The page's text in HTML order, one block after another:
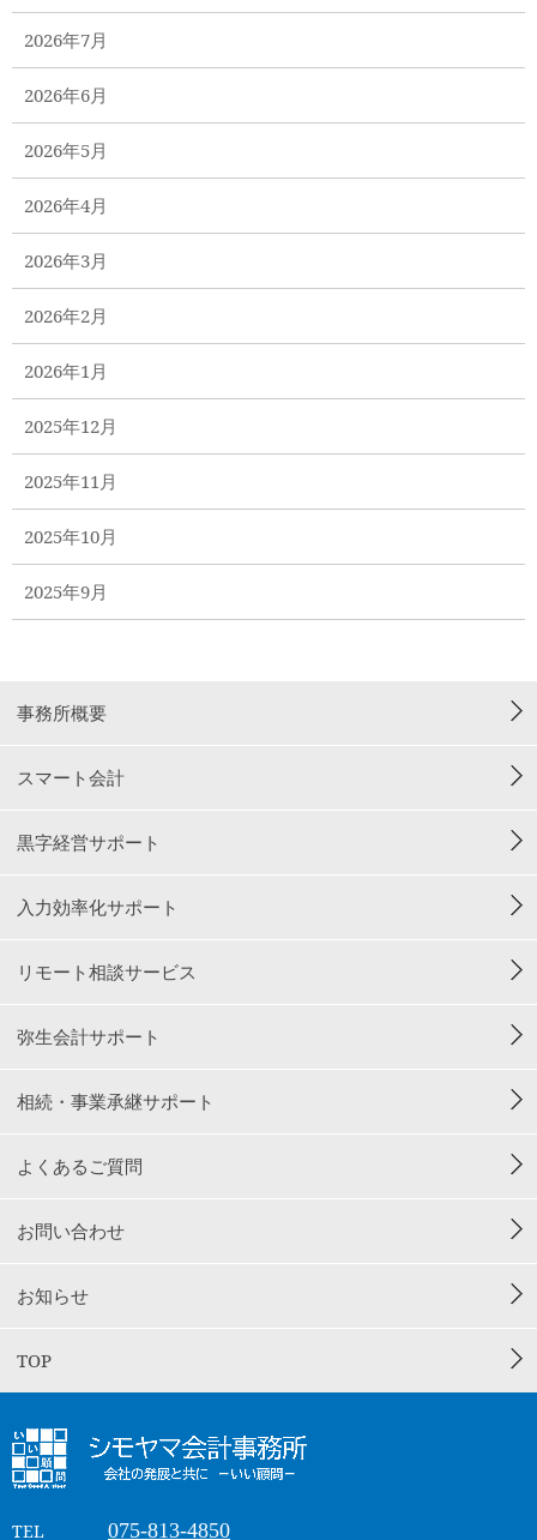
2026年7月
2026年6月
2026年5月
2026年4月
2026年3月
2026年2月
2026年1月
2025年12月
2025年11月
2025年10月
2025年9月
事務所概要
スマート会計
黒字経営サポート
入力効率化サポート
リモート相談サービス
弥生会計サポート
相続・事業承継サポート
よくあるご質問
お問い合わせ
お知らせ
TOP
TEL 075-813-4850